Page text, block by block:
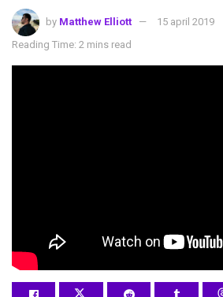
by Matthew Elliott
15 april 2019
Reading Time: 2 mins read